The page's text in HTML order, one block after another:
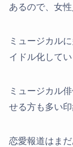
あるので、女
ミュージカル
イドル化して
ミュージカル
せる方も多い印
恋愛報道はま